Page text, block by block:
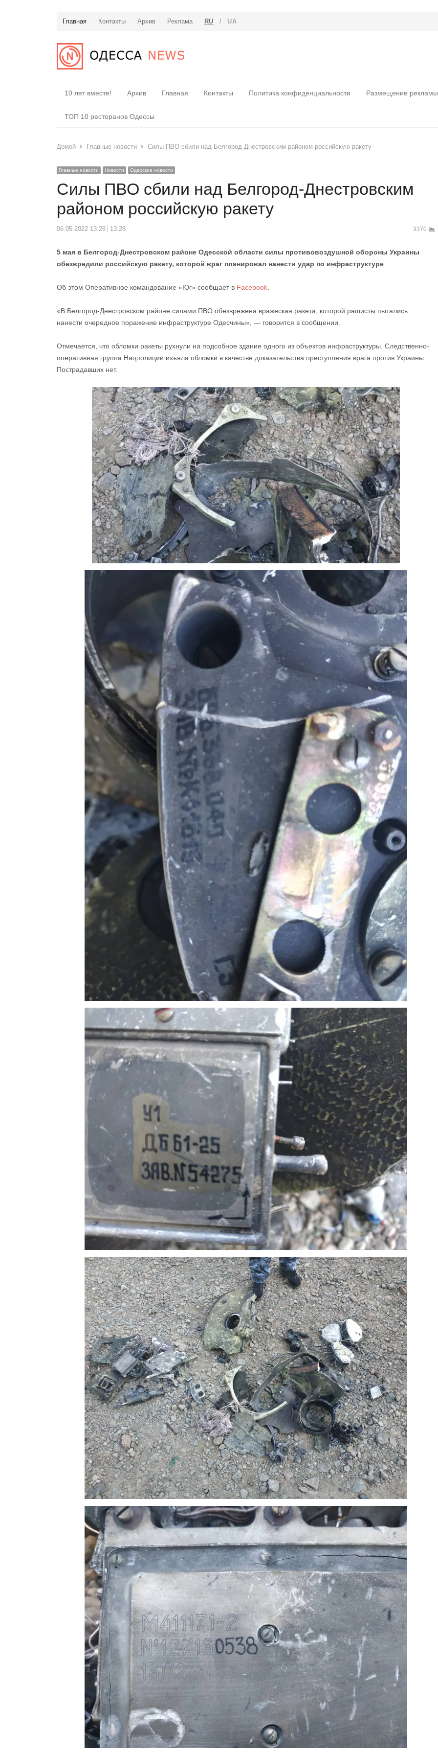
Главная Контакты Архив Реклама RU / UA
10 лет вместе! Архив Главная Контакты Политика конфиденциальности Размещение рекламы
ТОП 10 ресторанов Одессы
Домой Главные новости Силы ПВО сбили над Белгород-Днестровским районом российскую ракету
Главные новости Новости Одесские новости
Силы ПВО сбили над Белгород-Днестровским
районом российскую ракету
06.05.2022 13:28 13:28 3370
5 мая в Белгород-Днестровском районе Одесской области силы противовоздушной обороны Украины
обезвредили российскую ракету, которой враг планировал нанести удар по инфраструктуре
Об этом Оперативное командование «Юг» сообщает в Facebook
«В Белгород-Днестровском районе силами ПВО обезврежена вражеская ракета, которой рашисты пытались
нанести очередное поражение инфраструктуре Одесчины», — говорится в сообщении.
Отмечается, что обломки ракеты рухнули на подсобное здание одного из объектов инфраструктуры. Следственно-
оперативная группа Нацполиции изъяла обломки в качестве доказательства преступления врага против Украины.
Пострадавших нет.